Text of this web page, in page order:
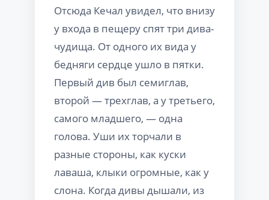
Отсюда Кечал увидел, что внизу
у входа в пещеру спят три дива-
чудища. От одного их вида у
бедняги сердце ушло в пятки.
Первый див был семиглав,
второй — трехглав, а у третьего,
самого младшего, — одна
голова. Уши их торчали в
разные стороны, как куски
лаваша, клыки огромные, как у
слона. Когда дивы дышали, из